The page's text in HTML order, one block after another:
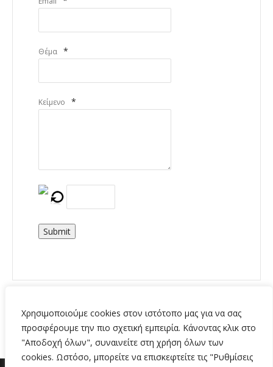
Χρησιμοποιούμε cookies στον ιστότοπο μας για να σας
προσφέρουμε την πιο σχετική εμπειρία. Κάνοντας κλικ στο
"Αποδοχή όλων", συναινείτε στη χρήση όλων των
cookies. Ωστόσο, μπορείτε να επισκεφτείτε τις "Ρυθμίσεις
Θέμα *
Κείμενο *
Submit